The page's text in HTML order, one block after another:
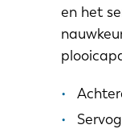
en het